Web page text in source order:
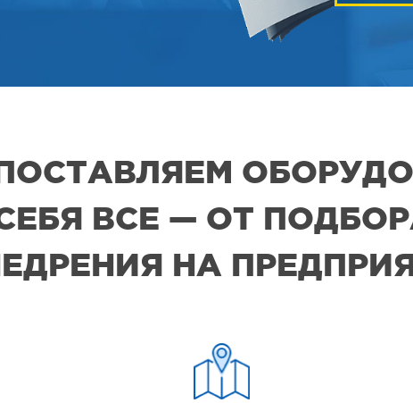
ВСЕ — ОТ
НА